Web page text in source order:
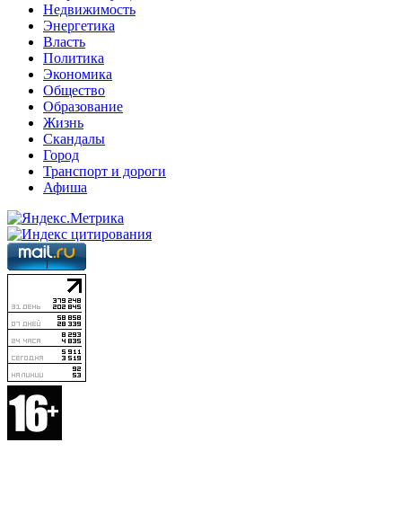
Недвижимость
Энергетика
Власть
Политика
Экономика
Общество
Образование
Жизнь
Скандалы
Город
Транспорт и дороги
Афиша